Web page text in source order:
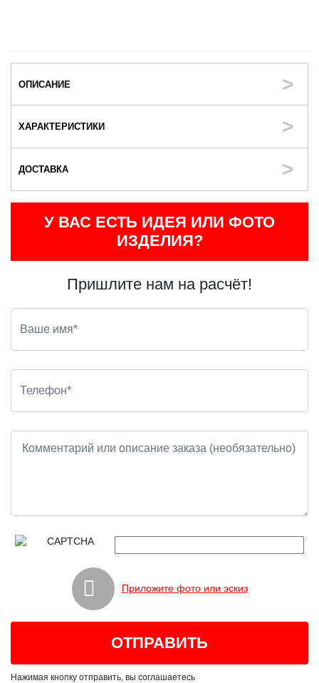
ОПИСАНИЕ
ХАРАКТЕРИСТИКИ
ДОСТАВКА
У ВАС ЕСТЬ ИДЕЯ ИЛИ ФОТО
ИЗДЕЛИЯ?
Пришлите нам на расчёт!
Приложите фото или эскиз
Нажимая кнопку отправить, вы соглашаетесь